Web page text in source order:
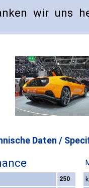
wir uns
Daten /
250